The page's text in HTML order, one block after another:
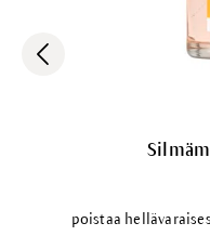
poistaa